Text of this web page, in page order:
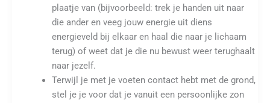
plaatje van (bijvoorbeeld: trek je handen uit naar
die ander en veeg jouw energie uit diens
energieveld bij elkaar en haal die naar je lichaam
terug) of weet dat je die nu bewust weer terughaalt
naar jezelf.
Terwijl je met je voeten contact hebt met de grond,
stel je je voor dat je vanuit een persoonlijke zon